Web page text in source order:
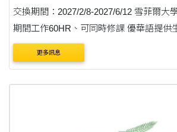
交換期間：2027/2/8-2027/6/12 雪菲爾大學提供：1300英鎊、
期間工作60HR、可同時修課 優華語提供生活費：800USD(每
月)+來回機票、保險、簽證費用 語言、成績要求：
Students who undertake ....
更多訊息